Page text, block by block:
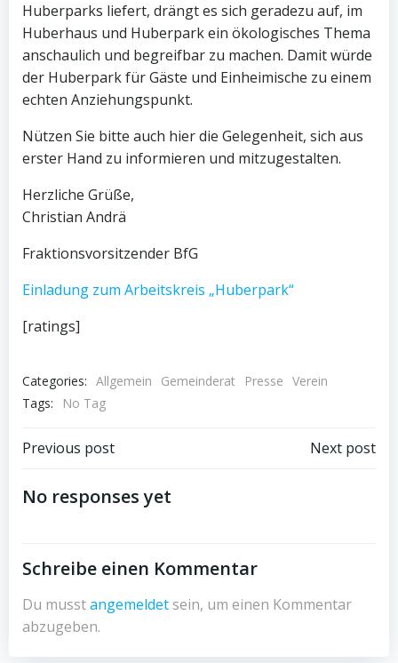
Huberparks liefert, drängt es sich geradezu auf, im
Huberhaus und Huberpark ein ökologisches Thema
anschaulich und begreifbar zu machen. Damit würde
der Huberpark für Gäste und Einheimische zu einem
echten Anziehungspunkt.
Nützen Sie bitte auch hier die Gelegenheit, sich aus
erster Hand zu informieren und mitzugestalten.
Herzliche Grüße,
Christian Andrä
Fraktionsvorsitzender BfG
Einladung zum Arbeitskreis „Huberpark“
[ratings]
Categories: Allgemein Gemeinderat Presse Verein
Tags:
No Tag
Post
navigation
Previous post Next post
No responses yet
Schreibe einen Kommentar
Du musstangemeldet sein, um einen Kommentar
abzugeben.